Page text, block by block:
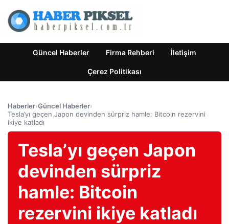
Güncel Haberler Firma Rehberi İletişim
Çerez Politikası
Haberler›Güncel Haberler›
Tesla’yı geçen Japon devinden sürpriz hamle: Bitcoin rezervini
ikiye katladı
Tesla’yı geçen Japon
devinden sürpriz
hamle: Bitcoin
rezervini ikiye katladı